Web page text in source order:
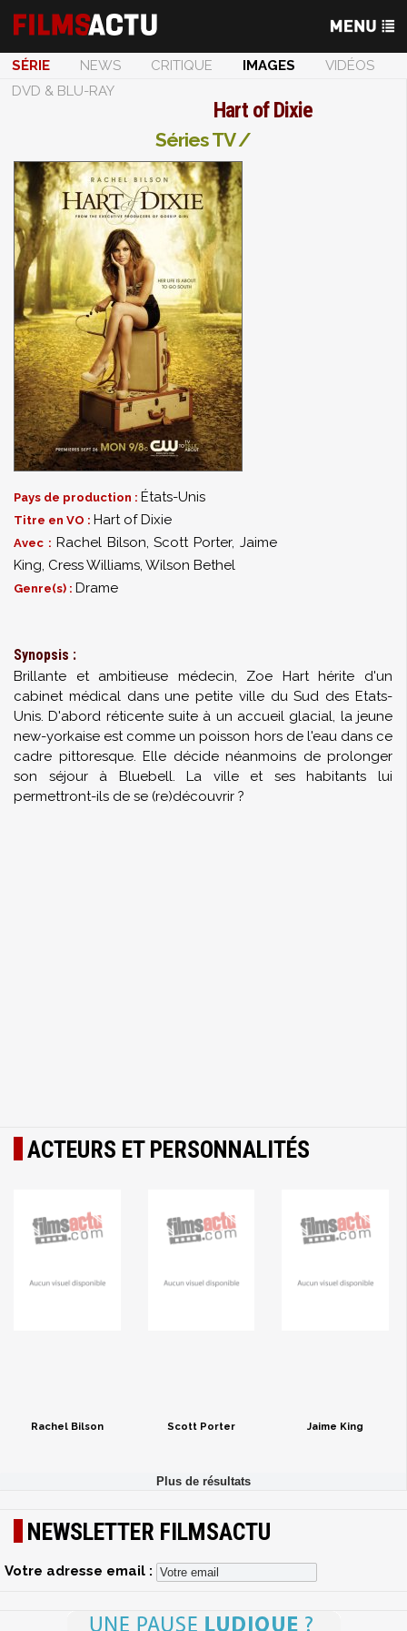
SÉRIE NEWS CRITIQUE IMAGES
VIDÉOS
DVD & BLU-RAY
Hart of Dixie
Séries TV /
Pays de production : États-Unis
Titre en VO : Hart of Dixie
Avec : Rachel Bilson,Scott Porter,Jaime
King, Cress Williams, Wilson Bethel
Genre(s) : Drame
Synopsis :
Brillante et ambitieuse médecin, Zoe Hart hérite d'un
cabinet médical dans une petite ville du Sud des Etats-
Unis. D'abord réticente suite à un accueil glacial, la jeune
new-yorkaise est comme un poisson hors de l'eau dans ce
cadre pittoresque. Elle décide néanmoins de prolonger
son séjour à Bluebell. La ville et ses habitants lui
permettront-ils de se (re)découvrir ?
ACTEURS ET PERSONNALITÉS
Rachel Bilson Scott Porter Jaime King
NEWSLETTER FILMSACTU
Votre adresse email :